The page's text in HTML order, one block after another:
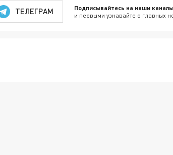
ТЕЛЕГРАМ Подписывайтесь на наши каналы
и первыми узнавайте о главных